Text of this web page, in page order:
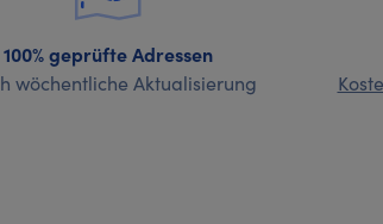
100% geprüfte Adressen
wöchentliche Aktualisierung